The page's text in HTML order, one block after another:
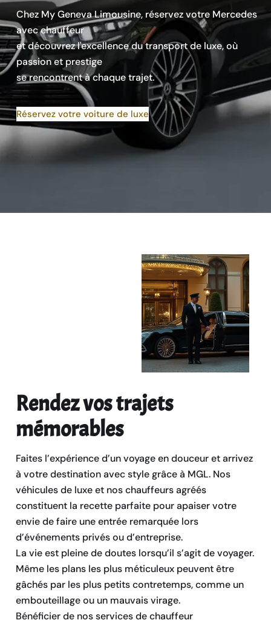
Chez My Geneva Limousine, réservez votre Mercedes
avec chauffeur
et découvrez l'excellence du transport de luxe, où
passion et prestige
se rencontrent à chaque trajet.
Réservez votre voiture de luxe
Rendez vos trajets
mémorables
Faites l’expérience d’un voyage en douceur et arrivez
à votre destination avec style grâce à MGL. Nos
véhicules de luxe et nos chauffeurs agréés
constituent la recette parfaite pour apaiser votre
envie de faire une entrée remarquée lors
d’événements privés ou d’entreprise.
La vie est pleine de doutes lorsqu’il s’agit de voyager.
Même les plans les plus méticuleux peuvent être
gâchés par les plus petits contretemps, comme un
embouteillage ou un mauvais virage.
Bénéficier de nos services de chauffeur